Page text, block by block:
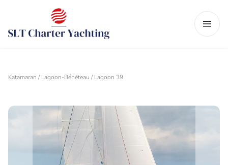
Katamaran / Lagoon-Bénéteau / Lagoon 39